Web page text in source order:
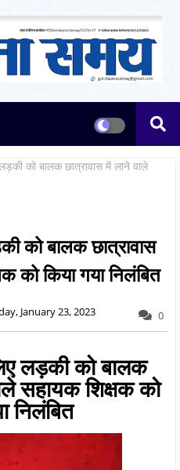
को बालक छात्रावास में लाने वाले
को बालक छात्रावास
को किया गया निलंबित
January 23, 2023 0
लड़की को बालक
सहायक शिक्षक को
निलंबित